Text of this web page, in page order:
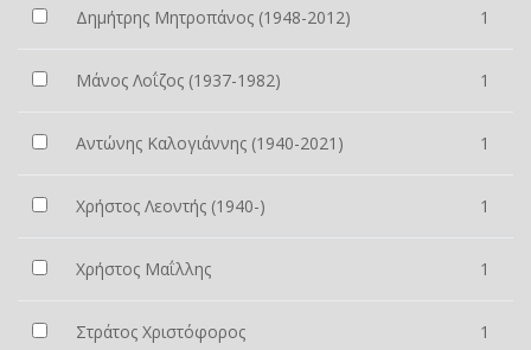
Δημήτρης Μητροπάνος (1948-2012) 1
Μάνος Λοΐζος (1937-1982) 1
Αντώνης Καλογιάννης (1940-2021) 1
Χρήστος Λεοντής (1940-) 1
Χρήστος Μαΐλλης 1
Στράτος Χριστόφορος 1